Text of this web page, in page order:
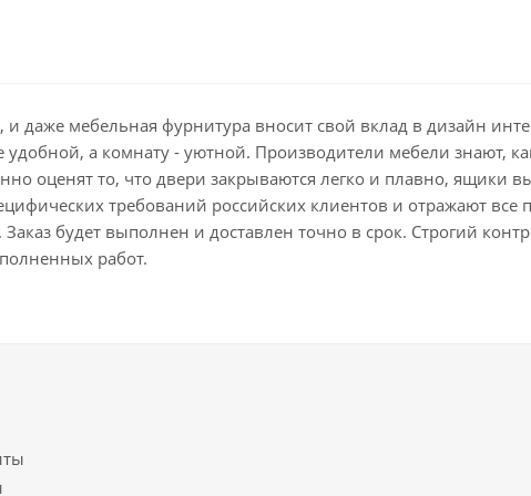
даже мебельная фурнитура вносит свой вклад в дизайн
а комнату - уютной. Производители мебели знают,
оценят то, что двери закрываются легко и плавно, ящики
требований российских клиентов и отражают
будет выполнен и доставлен точно в срок. Строгий
работ.